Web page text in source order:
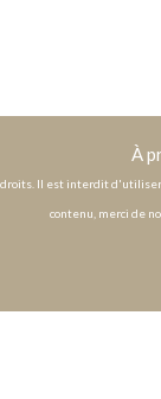
À
Il est interdit
contenu, merci de